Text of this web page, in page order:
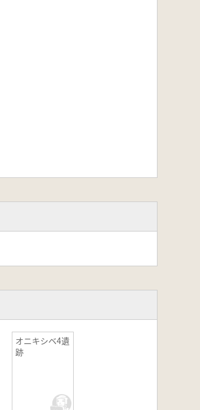
オニキシベ4遺
跡